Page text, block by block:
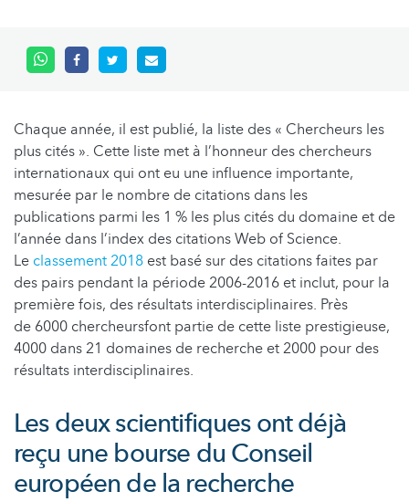
Chaque année, il est publié, la liste des « Chercheurs les
plus cités ». Cette liste met à l’honneur des chercheurs
internationaux qui ont eu une influence importante,
mesurée par le nombre de citations dans les
publications parmi les 1 % les plus cités du domaine et de
l’année dans l’index des citations Web of Science.
Le classement 2018 est basé sur des citations faites par
des pairs pendant la période 2006-2016 et inclut, pour la
première fois, des résultats interdisciplinaires. Près
de 6000 chercheursfont partie de cette liste prestigieuse,
4000 dans 21 domaines de recherche et 2000 pour des
résultats interdisciplinaires.
Les deux scientifiques ont déjà
reçu une bourse du Conseil
européen de la recherche